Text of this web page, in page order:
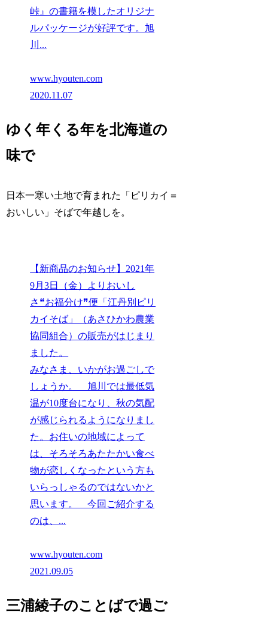
峠』の書籍を模したオリジナ
ルパッケージが好評です。旭
川...
www.hyouten.com
2020.11.07
ゆく年くる年を北海道の
味で
日本一寒い土地で育まれた「ピリカイ＝
おいしい」そばで年越しを。
【新商品のお知らせ】2021年
9月3日（金）よりおいし
さ❝お福分け❞便「江丹別ピリ
カイそば」（あさひかわ農業
協同組合）の販売がはじまり
ました。
みなさま、いかがお過ごしで
しょうか。 旭川では最低気
温が10度台になり、秋の気配
が感じられるようになりまし
た。お住いの地域によって
は、そろそろあたたかい食べ
物が恋しくなったという方も
いらっしゃるのではないかと
思います。 今回ご紹介する
のは、...
www.hyouten.com
2021.09.05
三浦綾子のことばで過ご